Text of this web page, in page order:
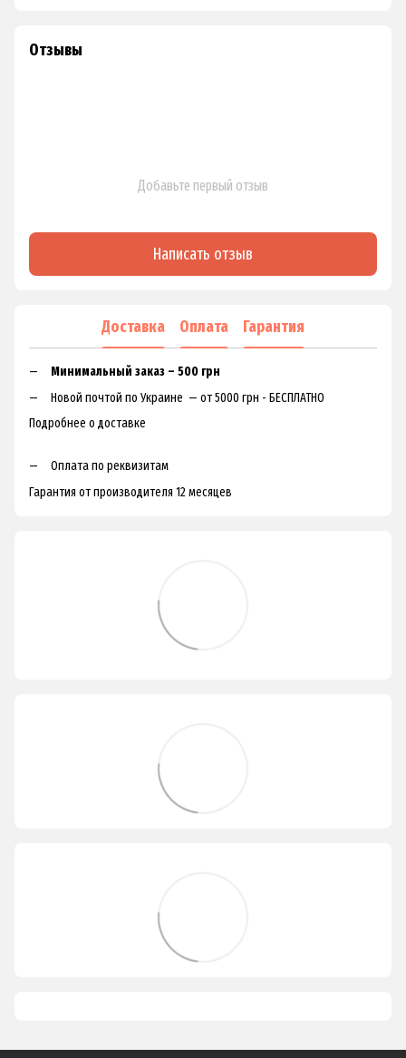
Отзывы
Добавьте первый отзыв
Написать отзыв
Доставка Оплата Гарантия
Минимальный заказ – 500 грн
Новой почтой по Украине — от 5000 грн - БЕСПЛАТНО
Подробнее о доставке
Оплата по реквизитам
Гарантия от производителя 12 месяцев